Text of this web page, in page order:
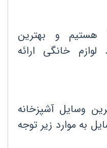
هستیم و بهترین
خانگی ارائه
وسایل آشپزخانه
به موارد زیر توجه